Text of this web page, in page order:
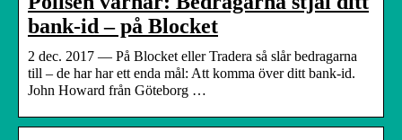
bank-id – på Blocket
2 dec. 2017 — På Blocket eller Tradera så slår bedragarna
till – de har har ett enda mål: Att komma över ditt bank-id.
John Howard från Göteborg …